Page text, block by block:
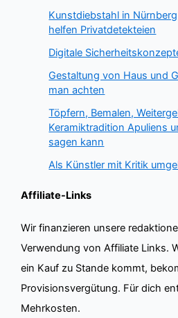
Kunstdiebstahl in
helfen Privatdetekteien
Digitale
Gestaltung von Haus und
man achten
Töpfern, Bemalen,
Keramiktradition Apuliens
sagen kann
Als Künstler mit Kritik
Affiliate-Links
Wir finanzieren unsere
Verwendung von Affiliate Links.
ein Kauf zu Stande kommt,
Provisionsvergütung. Für dich
Mehrkosten.